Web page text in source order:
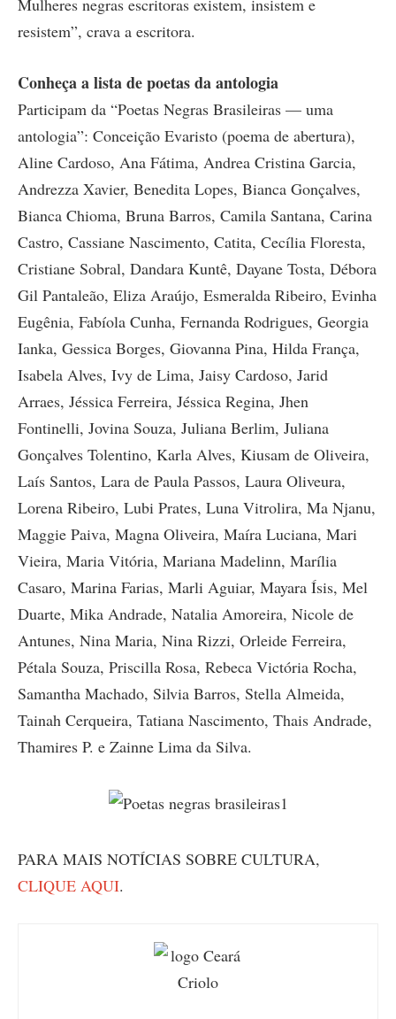
Mulheres negras escritoras existem, insistem e
resistem”, crava a escritora.
Conheça a lista de poetas da antologia
Participam da “Poetas Negras Brasileiras — uma
antologia”: Conceição Evaristo (poema de abertura),
Aline Cardoso, Ana Fátima, Andrea Cristina Garcia,
Andrezza Xavier, Benedita Lopes, Bianca Gonçalves,
Bianca Chioma, Bruna Barros, Camila Santana, Carina
Castro, Cassiane Nascimento, Catita, Cecília Floresta,
Cristiane Sobral, Dandara Kuntê, Dayane Tosta, Débora
Gil Pantaleão, Eliza Araújo, Esmeralda Ribeiro, Evinha
Eugênia, Fabíola Cunha, Fernanda Rodrigues, Georgia
Ianka, Gessica Borges, Giovanna Pina, Hilda França,
Isabela Alves, Ivy de Lima, Jaisy Cardoso, Jarid
Arraes, Jéssica Ferreira, Jéssica Regina, Jhen
Fontinelli, Jovina Souza, Juliana Berlim, Juliana
Gonçalves Tolentino, Karla Alves, Kiusam de Oliveira,
Laís Santos, Lara de Paula Passos, Laura Oliveura,
Lorena Ribeiro, Lubi Prates, Luna Vitrolira, Ma Njanu,
Maggie Paiva, Magna Oliveira, Maíra Luciana, Mari
Vieira, Maria Vitória, Mariana Madelinn, Marília
Casaro, Marina Farias, Marli Aguiar, Mayara Ísis, Mel
Duarte, Mika Andrade, Natalia Amoreira, Nicole de
Antunes, Nina Maria, Nina Rizzi, Orleide Ferreira,
Pétala Souza, Priscilla Rosa, Rebeca Victória Rocha,
Samantha Machado, Silvia Barros, Stella Almeida,
Tainah Cerqueira, Tatiana Nascimento, Thais Andrade,
Thamires P. e Zainne Lima da Silva.
PARA MAIS NOTÍCIAS SOBRE CULTURA,
CLIQUE AQUI.